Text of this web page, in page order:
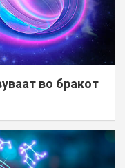
во бракот